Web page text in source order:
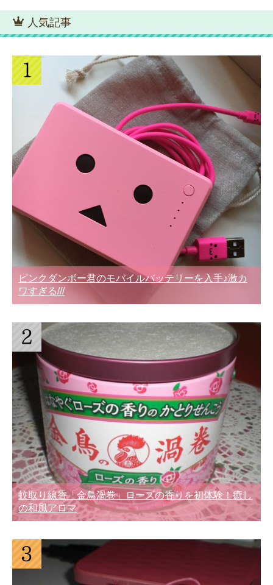
人気記事
ピンクダンボー君のモバイルバッテリーを入手♪激カ
ワすぎる///
蚊取り線香「金鳥渦巻」ローズの香りを初体験！癒し
の和風アロマ